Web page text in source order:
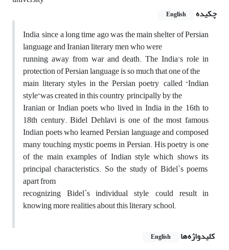
چکیده
English
India, since a long time ago was the main shelter of Persian
language and Iranian literary men who were
running away from war and death. The India’s role in
protection of Persian language is so much that one of the
main literary styles in the Persian poetry, called “Indian
style”was created in this country, principally by the
Iranian or Indian poets who lived in India in the 16th to
18th century. Bidel Dehlavi is one of the most famous
Indian poets who learned Persian language and composed
many touching mystic poems in Persian. His poetry is one
of the main examples of Indian style which shows its
principal characteristics. So the study of Bidel`s poems,
apart from
recognizing Bidel`s individual style, could result in
knowing more realities about this literary school.
کلیدواژه‌ها
English